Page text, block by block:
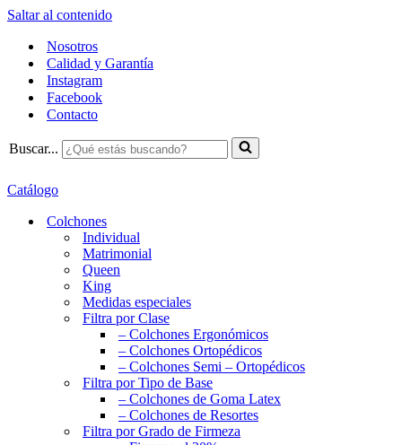
Saltar al contenido
Nosotros
Calidad y Garantía
Instagram
Facebook
Contacto
Buscar...
Catálogo
Colchones
Individual
Matrimonial
Queen
King
Medidas especiales
Filtra por Clase
– Colchones Ergonómicos
– Colchones Ortopédicos
– Colchones Semi – Ortopédicos
Filtra por Tipo de Base
– Colchones de Goma Latex
– Colchones de Resortes
Filtra por Grado de Firmeza